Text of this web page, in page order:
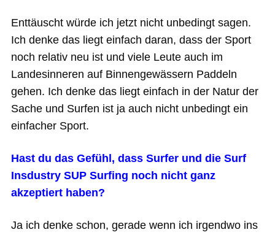
Enttäuscht würde ich jetzt nicht unbedingt sagen.
Ich denke das liegt einfach daran, dass der Sport
noch relativ neu ist und viele Leute auch im
Landesinneren auf Binnengewässern Paddeln
gehen. Ich denke das liegt einfach in der Natur der
Sache und Surfen ist ja auch nicht unbedingt ein
einfacher Sport.
Hast du das Gefühl, dass Surfer und die Surf
Insdustry SUP Surfing noch nicht ganz
akzeptiert haben?
Ja ich denke schon, gerade wenn ich irgendwo ins